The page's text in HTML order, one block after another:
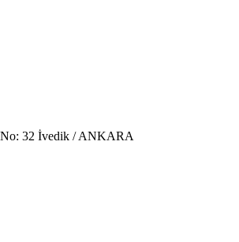
No: 32 İvedik / ANKARA